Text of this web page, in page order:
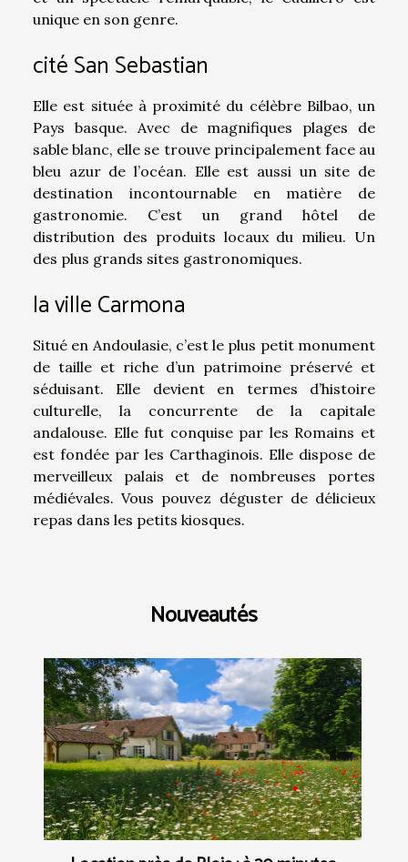
unique en son genre.
cité San Sebastian
Elle est située à proximité du célèbre Bilbao, un
Pays basque. Avec de magnifiques plages de
sable blanc, elle se trouve principalement face au
bleu azur de l’océan. Elle est aussi un site de
destination incontournable en matière de
gastronomie. C’est un grand hôtel de
distribution des produits locaux du milieu. Un
des plus grands sites gastronomiques.
la ville Carmona
Situé en Andoulasie, c’est le plus petit monument
de taille et riche d’un patrimoine préservé et
séduisant. Elle devient en termes d’histoire
culturelle, la concurrente de la capitale
andalouse. Elle fut conquise par les Romains et
est fondée par les Carthaginois. Elle dispose de
merveilleux palais et de nombreuses portes
médiévales. Vous pouvez déguster de délicieux
repas dans les petits kiosques.
Nouveautés